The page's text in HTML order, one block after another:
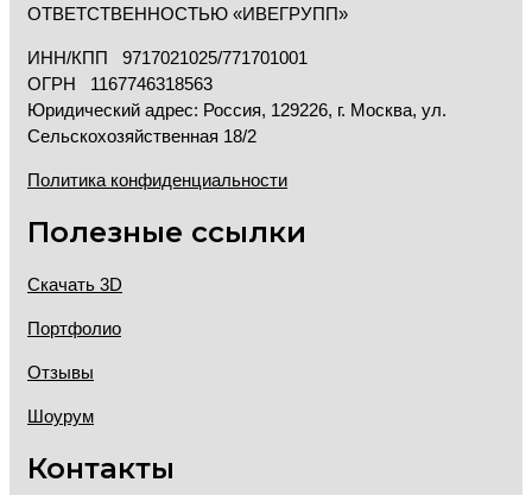
ОТВЕТСТВЕННОСТЬЮ «ИВЕГРУПП»
ИНН/КПП 9717021025/771701001
ОГРН 1167746318563
Юридический адрес: Россия, 129226, г. Москва, ул.
Сельскохозяйственная 18/2
Политика конфиденциальности
Полезные ссылки
Скачать 3D
Портфолио
Отзывы
Шоурум
Контакты